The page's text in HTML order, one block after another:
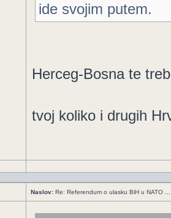
ide svojim putem.
Herceg-Bosna te
tvoj koliko i drugih
Naslov: Re: Referendum o ulasku BiH u NATO ...